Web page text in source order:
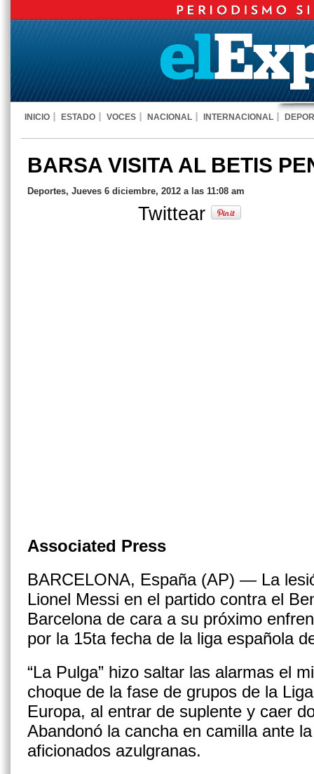
INICIO ESTADO VOCES NACIONAL INTERNACIONAL
BARSA VISITA AL BETIS
Deportes, Jueves 6 diciembre, 2012 a las 11:08 am
Twittear
Associated Press
BARCELONA, España (AP) — La
Lionel Messi en el partido contra el
Barcelona de cara a su próximo
por la 15ta fecha de la liga española
“La Pulga” hizo saltar las alarmas el
choque de la fase de grupos de la
Europa, al entrar de suplente y caer
Abandonó la cancha en camilla ante
aficionados azulgranas.